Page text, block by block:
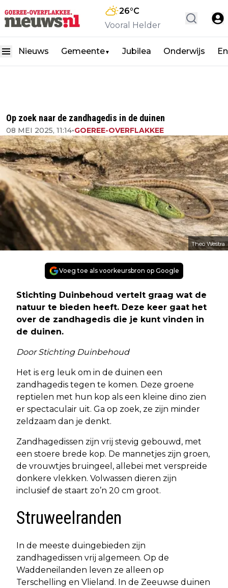
26°C
Vooral Helder
Nieuws Gemeente▼ Jubilea Onderwijs
Op zoek naar de zandhagedis in de duinen
08 MEI 2025, 11:14•GOEREE-OVERFLAKKEE
Theo Westra
Voeg toe als voorkeursbron op Google
Stichting Duinbehoud vertelt graag wat de
natuur te bieden heeft. Deze keer gaat het
over de zandhagedis die je kunt vinden in
de duinen.
Door Stichting Duinbehoud
Het is erg leuk om in de duinen een
zandhagedis tegen te komen. Deze groene
reptielen met hun kop als een kleine dino zien
er spectaculair uit. Ga op zoek, ze zijn minder
zeldzaam dan je denkt.
Zandhagedissen zijn vrij stevig gebouwd, met
een stoere brede kop. De mannetjes zijn groen,
de vrouwtjes bruingeel, allebei met verspreide
donkere vlekken. Volwassen dieren zijn
inclusief de staart zo’n 20 cm groot.
Struweelranden
In de meeste duingebieden zijn
zandhagedissen vrij algemeen. Op de
Waddeneilanden leven ze alleen op
Terschelling en Vlieland. In de Zeeuwse duinen